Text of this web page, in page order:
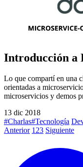
Introducción a
Lo que compartí en una
orientadas a
microservicios y demos
13 dic 2018
#Charlas#Tecnología
Anterior 1 23 Siguiente